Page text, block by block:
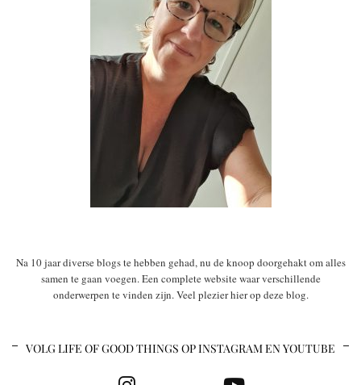
Na 10 jaar diverse blogs te hebben gehad, nu de knoop doorgehakt om alles
samen te gaan voegen. Een complete website waar verschillende
onderwerpen te vinden zijn. Veel plezier hier op deze blog.
VOLG LIFE OF GOOD THINGS OP INSTAGRAM EN YOUTUBE